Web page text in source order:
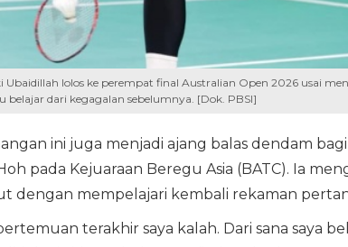
Ubaidillah lolos ke perempat final Australian Open 2026 usai
belajar dari kegagalan sebelumnya. [Dok. PBSI]
ini juga menjadi ajang balas dendam
pada Kejuaraan Beregu Asia (BATC). Ia
dengan mempelajari kembali rekaman
terakhir saya kalah. Dari sana saya